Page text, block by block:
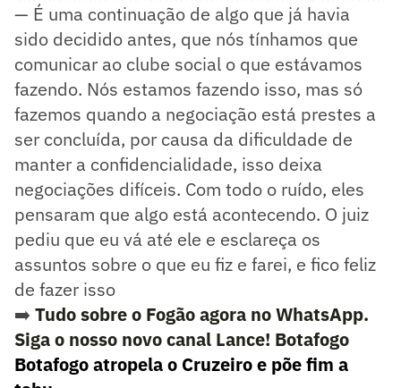
— É uma continuação de algo que já havia
sido decidido antes, que nós tínhamos que
comunicar ao clube social o que estávamos
fazendo. Nós estamos fazendo isso, mas só
fazemos quando a negociação está prestes a
ser concluída, por causa da dificuldade de
manter a confidencialidade, isso deixa
negociações difíceis. Com todo o ruído, eles
pensaram que algo está acontecendo. O juiz
pediu que eu vá até ele e esclareça os
assuntos sobre o que eu fiz e farei, e fico feliz
de fazer isso
➡️ Tudo sobre o Fogão agora no WhatsApp.
Siga o nosso novo canal Lance! Botafogo
Botafogo atropela o Cruzeiro e põe fim a